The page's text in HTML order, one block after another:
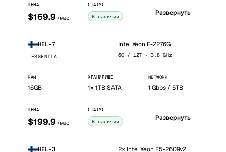
ЦЕНА
$169.9 /мес
СТАТУС
В наличии Развернуть
HEL-7
ESSENTIAL
Intel Xeon E-2276G
6C / 12T · 3.8 GHz
RAM
16GB
ХРАНИЛИЩЕ
1x 1TB SATA
NETWORK
1 Gbps / 5TB
ЦЕНА
$199.9 /мес
СТАТУС
В наличии Развернуть
HEL-3 2x Intel Xeon E5-2609v2